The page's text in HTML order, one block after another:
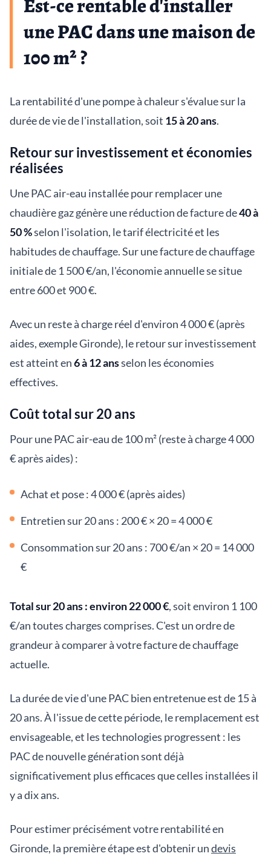
Est-ce rentable d'installer
une PAC dans une maison de
100 m² ?
La rentabilité d'une pompe à chaleur s'évalue sur la
durée de vie de l'installation, soit 15 à 20 ans.
Retour sur investissement et économies
réalisées
Une PAC air-eau installée pour remplacer une
chaudière gaz génère une réduction de facture de40 à
50 %selon l'isolation, le tarif électricité et les
habitudes de chauffage. Sur une facture de chauffage
initiale de 1 500 €/an, l'économie annuelle se situe
entre 600 et 900 €.
Avec un reste à charge réel d'environ 4 000 € (après
aides, exemple Gironde), le retour sur investissement
est atteint en6 à 12 ansselon les économies
effectives.
Coût total sur 20 ans
Pour une PAC air-eau de 100 m² (reste à charge 4 000
€ après aides) :
Achat et pose : 4 000 € (après aides)
Entretien sur 20 ans : 200 € × 20 = 4 000 €
Consommation sur 20 ans : 700 €/an × 20 = 14 000
€
Total sur 20 ans : environ 22 000 €, soit environ 1 100
€/an toutes charges comprises. C'est un ordre de
grandeur à comparer à votre facture de chauffage
actuelle.
La durée de vie d'une PAC bien entretenue est de 15 à
20 ans. À l'issue de cette période, le remplacement est
envisageable, et les technologies progressent : les
PAC de nouvelle génération sont déjà
significativement plus efficaces que celles installées il
y a dix ans.
Pour estimer précisément votre rentabilité en
Gironde, la première étape est d'obtenir undevis